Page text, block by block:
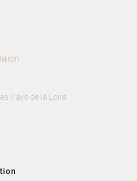
Pays de la Loire